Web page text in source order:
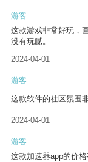
游客
这款游戏非常好玩，
没有玩腻。
2024-04-01
游客
这款软件的社区氛围
2024-04-01
游客
这款加速器app的价